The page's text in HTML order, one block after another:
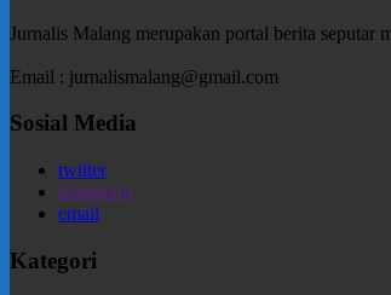
Jurnalis Malang merupakan portal berita seputar
Email : jurnalismalang@gmail.com
Sosial Media
twitter
instagram
email
Kategori